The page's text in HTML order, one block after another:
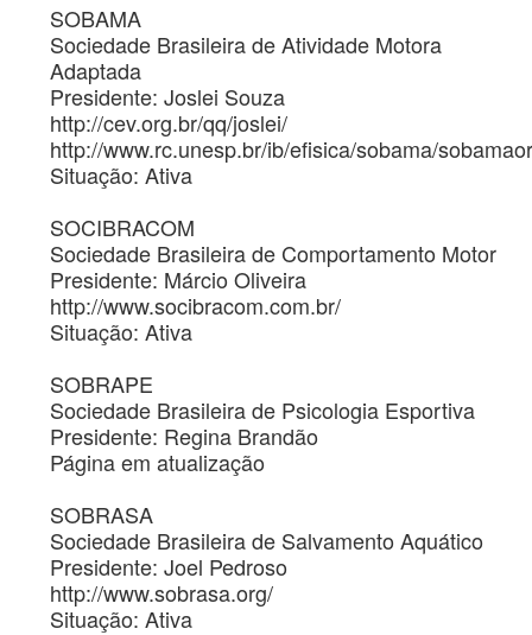
SOBAMA
Sociedade Brasileira de Atividade Motora
Adaptada
Presidente: Joslei Souza
http://cev.org.br/qq/joslei/
http://www.rc.unesp.br/ib/efisica/sobama/
Situação: Ativa
SOCIBRACOM
Sociedade Brasileira de Comportamento Motor
Presidente: Márcio Oliveira
http://www.socibracom.com.br/
Situação: Ativa
SOBRAPE
Sociedade Brasileira de Psicologia Esportiva
Presidente: Regina Brandão
Página em atualização
SOBRASA
Sociedade Brasileira de Salvamento Aquático
Presidente: Joel Pedroso
http://www.sobrasa.org/
Situação: Ativa